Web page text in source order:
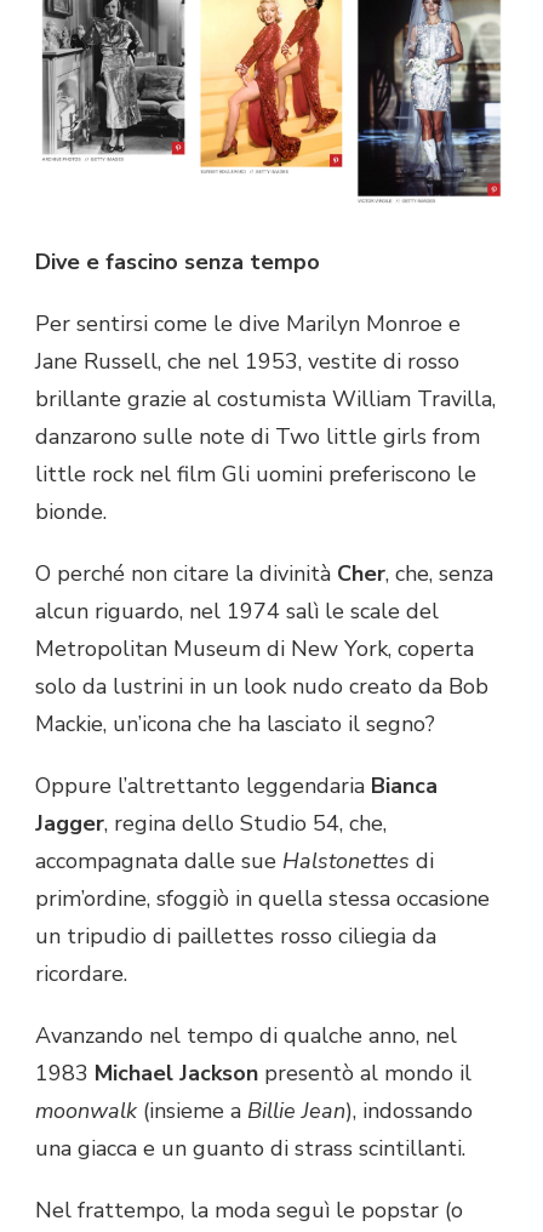
Dive e fascino senza tempo
Per sentirsi come le dive Marilyn Monroe e
Jane Russell, che nel 1953, vestite di rosso
brillante grazie al costumista William Travilla,
danzarono sulle note di Two little girls from
little rock nel film Gli uomini preferiscono le
bionde.
O perché non citare la divinità Cher, che, senza
alcun riguardo, nel 1974 salì le scale del
Metropolitan Museum di New York, coperta
solo da lustrini in un look nudo creato da Bob
Mackie, un’icona che ha lasciato il segno?
Oppure l’altrettanto leggendaria Bianca
Jagger, regina dello Studio 54, che,
accompagnata dalle sue Halstonettes di
prim’ordine, sfoggiò in quella stessa occasione
un tripudio di paillettes rosso ciliegia da
ricordare.
Avanzando nel tempo di qualche anno, nel
1983 Michael Jackson presentò al mondo il
moonwalk (insieme a Billie Jean), indossando
una giacca e un guanto di strass scintillanti.
Nel frattempo, la moda seguì le popstar (o